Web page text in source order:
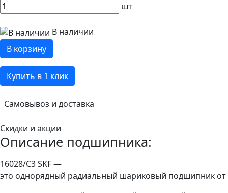
шт
В наличии
В корзину
Купить в 1 клик
Самовывоз и доставка
Скидки и акции
Описание подшипника:
16028/C3 SKF —
это однорядный радиальный шариковый подшипник от